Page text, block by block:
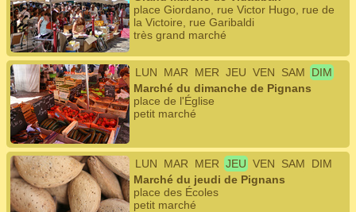
place Giordano, rue Victor Hugo, rue de
la Victoire, rue Garibaldi
très grand marché
LUN MAR MER JEU VEN SAM
DIM
Marché du dimanche de Pignans
place de l'Église
petit marché
LUN MAR MER JEU VEN SAM
DIM
Marché du jeudi de Pignans
place des Écoles
petit marché